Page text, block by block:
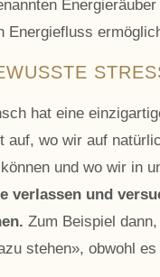
Energiefluss
hat eine
auf, wo wir auf
und wo wir in
verlassen und
Zum Beispiel
stehen», obwohl